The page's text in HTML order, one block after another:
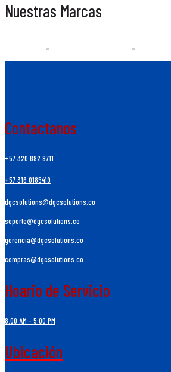
Nuestras Marcas
Contactanos
+57 320 892 9711
+57 316 0185419
dgcsolutions@dgcsolutions.co
soporte@dgcsolutions.co
gerencia@dgcsolutions.co
compras@dgcsolutions.co
Hoario de Servicio
8.00 AM - 5:00 PM
Ubicación